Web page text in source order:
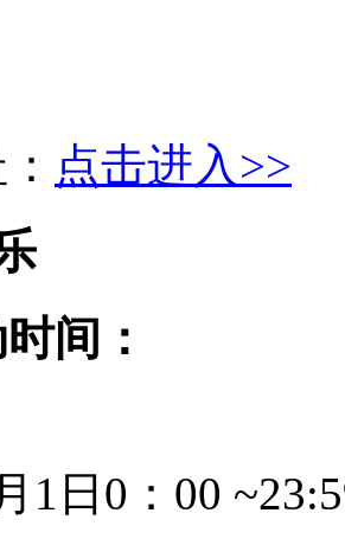
点击进入>>
间：
1日0：00